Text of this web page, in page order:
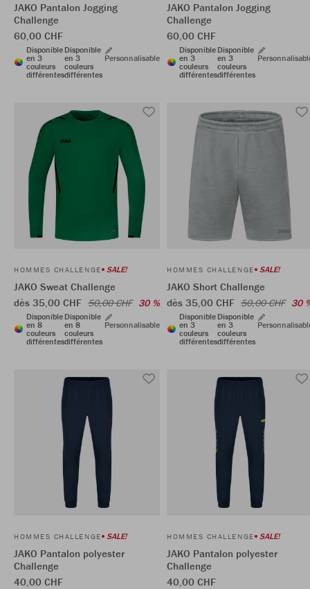
JAKO Pantalon Jogging
Challenge
60,00 CHF
Disponible
en 3
couleurs
différentes
Disponible
en 3
couleurs
différentes
Personnalisable
JAKO Pantalon Jogging
Challenge
60,00 CHF
Disponible
en 3
couleurs
différentes
Disponible
en 3
couleurs
différentes
HOMMES CHALLENGE SALE!
JAKO Sweat Challenge
dès 35,00 CHF 50,00 CHF 30 %
Disponible
en 8
couleurs
différentes
Disponible
en 8
couleurs
différentes
Personnalisable
HOMMES CHALLENGE SALE!
JAKO Short Challenge
dès 35,00 CHF 50,00 CHF 30
Disponible
en 3
couleurs
différentes
Disponible
en 3
couleurs
différentes
HOMMES CHALLENGE SALE!
JAKO Pantalon polyester
Challenge
40,00 CHF
HOMMES CHALLENGE SALE!
JAKO Pantalon polyester
Challenge
40,00 CHF